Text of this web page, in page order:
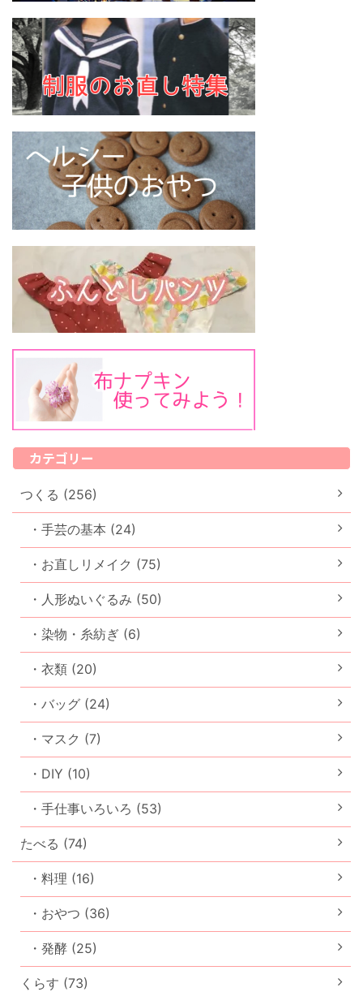
カテゴリー
つくる (256)
・手芸の基本 (24)
・お直しリメイク (75)
・人形ぬいぐるみ (50)
・染物・糸紡ぎ (6)
・衣類 (20)
・バッグ (24)
・マスク (7)
・DIY (10)
・手仕事いろいろ (53)
たべる (74)
・料理 (16)
・おやつ (36)
・発酵 (25)
くらす (73)